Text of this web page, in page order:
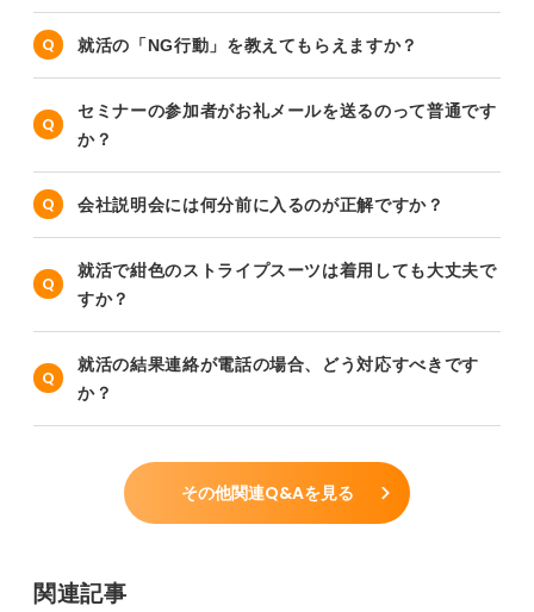
就活の「NG行動」を教えてもらえますか？
セミナーの参加者がお礼メールを送るのって普通です
か？
会社説明会には何分前に入るのが正解ですか？
就活で紺色のストライプスーツは着用しても大丈夫で
すか？
就活の結果連絡が電話の場合、どう対応すべきです
か？
その他関連Q&Aを見る
関連記事